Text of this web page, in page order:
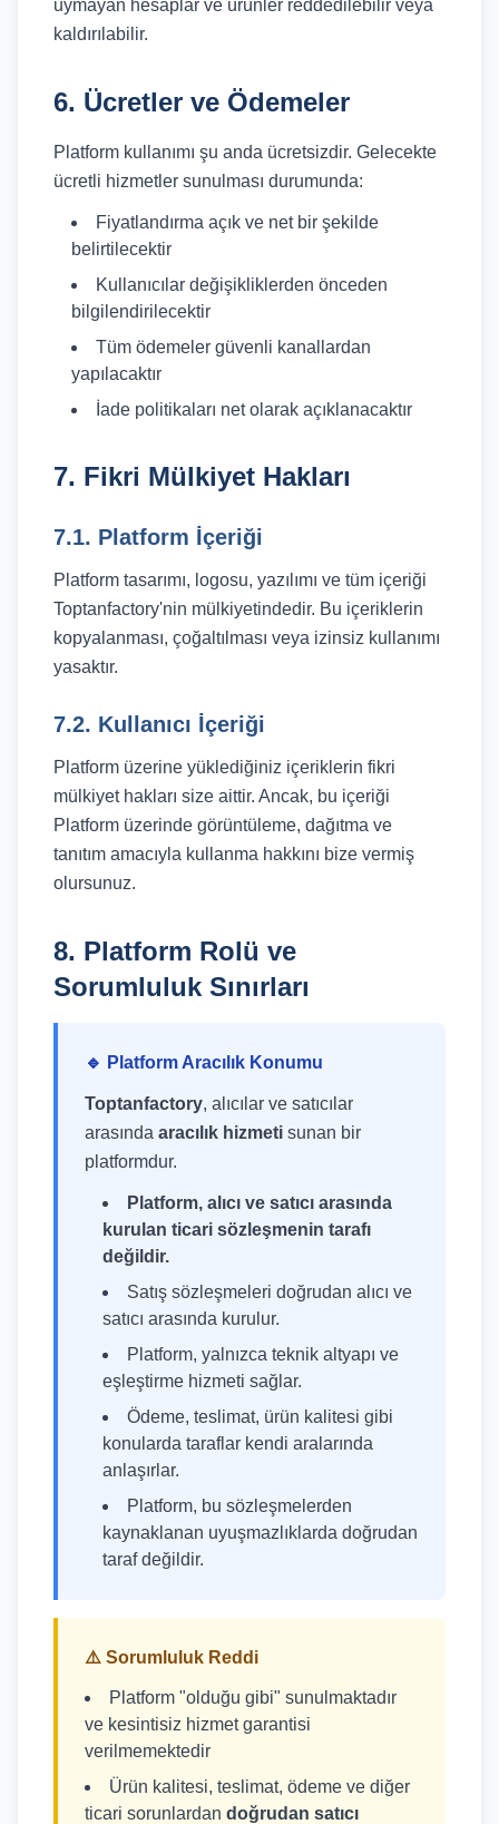
uymayan hesaplar ve ürünler reddedilebilir veya
kaldırılabilir.
6. Ücretler ve Ödemeler
Platform kullanımı şu anda ücretsizdir. Gelecekte
ücretli hizmetler sunulması durumunda:
Fiyatlandırma açık ve net bir şekilde
belirtilecektir
Kullanıcılar değişikliklerden önceden
bilgilendirilecektir
Tüm ödemeler güvenli kanallardan
yapılacaktır
İade politikaları net olarak açıklanacaktır
7. Fikri Mülkiyet Hakları
7.1. Platform İçeriği
Platform tasarımı, logosu, yazılımı ve tüm içeriği
Toptanfactory'nin mülkiyetindedir. Bu içeriklerin
kopyalanması, çoğaltılması veya izinsiz kullanımı
yasaktır.
7.2. Kullanıcı İçeriği
Platform üzerine yüklediğiniz içeriklerin fikri
mülkiyet hakları size aittir. Ancak, bu içeriği
Platform üzerinde görüntüleme, dağıtma ve
tanıtım amacıyla kullanma hakkını bize vermiş
olursunuz.
8. Platform Rolü ve
Sorumluluk Sınırları
🔹 Platform Aracılık Konumu
Toptanfactory, alıcılar ve satıcılar
arasında aracılık hizmeti sunan bir
platformdur.
Platform, alıcı ve satıcı arasında
kurulan ticari sözleşmenin tarafı
değildir.
Satış sözleşmeleri doğrudan alıcı ve
satıcı arasında kurulur.
Platform, yalnızca teknik altyapı ve
eşleştirme hizmeti sağlar.
Ödeme, teslimat, ürün kalitesi gibi
konularda taraflar kendi aralarında
anlaşırlar.
Platform, bu sözleşmelerden
kaynaklanan uyuşmazlıklarda doğrudan
taraf değildir.
⚠️ Sorumluluk Reddi
Platform "olduğu gibi" sunulmaktadır
ve kesintisiz hizmet garantisi
verilmemektedir
Ürün kalitesi, teslimat, ödeme ve diğer
ticari sorunlardan doğrudan satıcı